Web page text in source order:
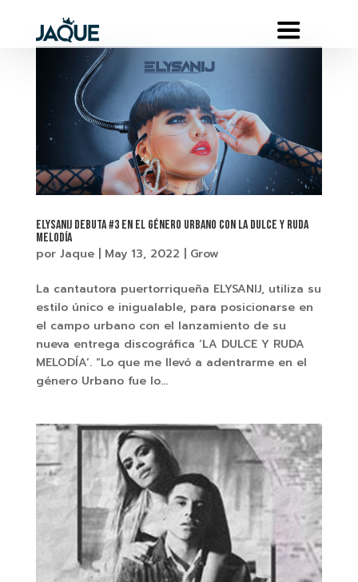
ELYSANIJ DEBUTA #3 EN EL GÉNERO URBANO CON LA DULCE Y RUDA
MELODÍA
por Jaque| May 13, 2022 Grow
La cantautora puertorriqueña ELYSANIJ, utiliza su
estilo único e inigualable, para posicionarse en
el campo urbano con el lanzamiento de su
nueva entrega discográfica ‘LA DULCE Y RUDA
MELODÍA’. “Lo que me llevó a adentrarme en el
género Urbano fue lo...